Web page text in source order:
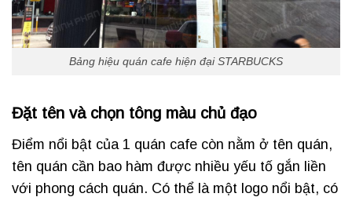
Bảng hiệu quán cafe hiện đại STARBUCKS
Đặt tên và chọn tông màu chủ đạo
Điểm nổi bật của 1 quán cafe còn nằm ở tên quán,
tên quán cần bao hàm được nhiều yếu tố gắn liền
với phong cách quán. Có thể là một logo nổi bật, có